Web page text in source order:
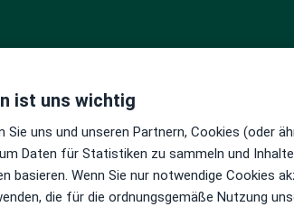
Heute
9 Aug
Morgen
10 Aug 11 Aug 12 Aug
Online-Terminbuchung nicht verfügbar
ist uns wichtig
uns und unseren Partnern, Cookies (oder
Daten für Statistiken zu sammeln und
basieren. Wenn Sie nur notwendige Cookies
die für die ordnungsgemäße Nutzung